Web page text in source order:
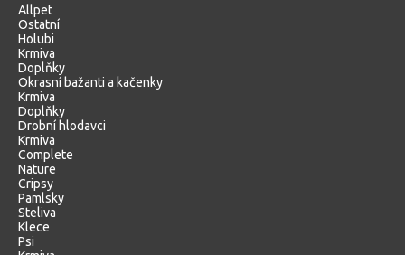
Allpet
Ostatní
Holubi
Krmiva
Doplňky
Okrasní bažanti a kačenky
Krmiva
Doplňky
Drobní hlodavci
Krmiva
Complete
Nature
Cripsy
Pamlsky
Steliva
Klece
Psi